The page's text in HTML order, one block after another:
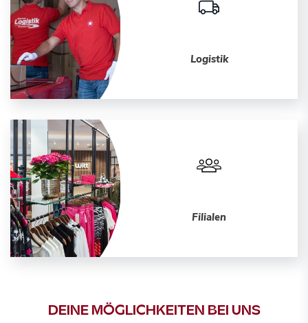
Logistik
Filialen
DEINE MÖGLICHKEITEN BEI UNS